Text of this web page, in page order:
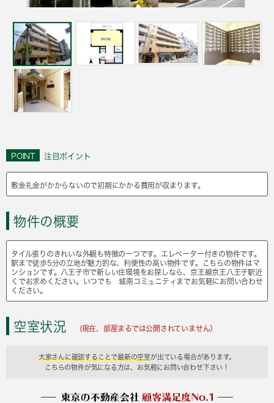
POINT 注目ポイント
敷金礼金がかからないので初期にかかる費用が収まります。
物件の概要
タイル張りのきれいな外観も特徴の一つです。エレベーター付きの物件です。
駅まで徒歩5分の立地が魅力的な、利便性の高い物件です。こちらの物件はマ
ンションです。八王子市で新しい住環境をお探しなら、京王線京王八王子駅近
くでお求めください。いつでも 城南コミュニティまでお気軽にお問い合わせ
ください。
空室状況 (現在、部屋まるでは公開されていません）
大家さんに確認することで最新の空室が出ている場合があります。
こちらの物件が気になる方は、お気軽にお問い合わせ下さい！